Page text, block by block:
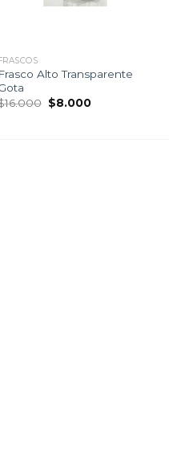
Frasco Alto Transparente
16.000 El
precio
$8.000El